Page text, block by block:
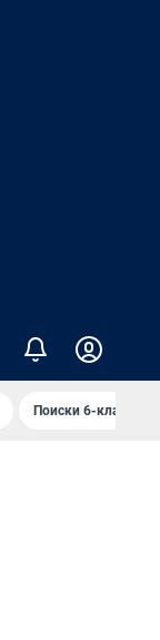
Поиски 6-